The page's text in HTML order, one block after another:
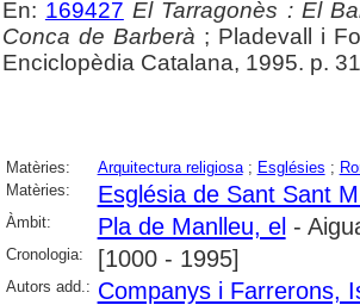
En: 169427 El Tarragonès : El
Conca de Barberà ; Pladevall i
Enciclopèdia Catalana, 1995. p.
Matèries: Arquitectura religiosa; Esglésies ;
Matèries:
Església de Sant Sant
Àmbit: Pla de Manlleu, el-
Cronologia: [1000 - 1995]
Autors add.: Companys i Farrerons,